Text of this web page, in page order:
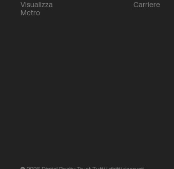
Visualizza
Metro
Carriere